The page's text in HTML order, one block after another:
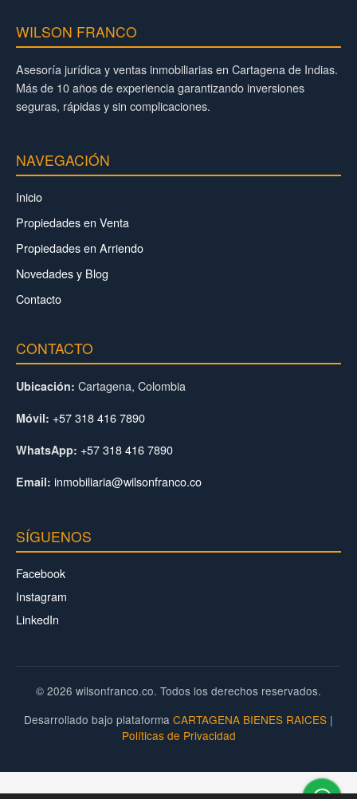
WILSON FRANCO
Asesoría jurídica y ventas inmobiliarias en Cartagena de Indias.
Más de 10 años de experiencia garantizando inversiones
seguras, rápidas y sin complicaciones.
NAVEGACIÓN
Inicio
Propiedades en Venta
Propiedades en Arriendo
Novedades y Blog
Contacto
CONTACTO
Ubicación: Cartagena, Colombia
Móvil: +57 318 416 7890
WhatsApp: +57 318 416 7890
Email: inmobiliaria@wilsonfranco.co
SÍGUENOS
Facebook
Instagram
LinkedIn
© 2026 wilsonfranco.co. Todos los derechos reservados.
Desarrollado bajo plataforma CARTAGENA BIENES RAICES |
Políticas de Privacidad